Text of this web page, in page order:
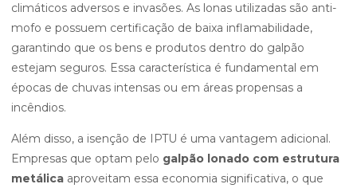
climáticos adversos e invasões. As lonas utilizadas são anti-
mofo e possuem certificação de baixa inflamabilidade,
garantindo que os bens e produtos dentro do galpão
estejam seguros. Essa característica é fundamental em
épocas de chuvas intensas ou em áreas propensas a
incêndios.
Além disso, a isenção de IPTU é uma vantagem adicional.
Empresas que optam pelo galpão lonado com estrutura
metálica aproveitam essa economia significativa, o que